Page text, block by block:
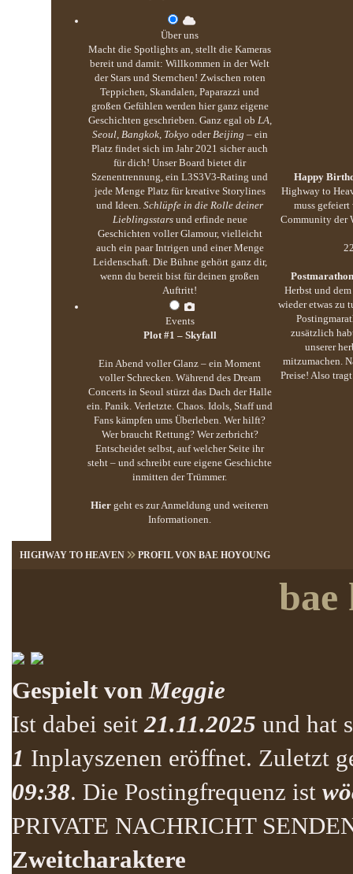
Über uns
Macht die Spotlights an, stellt die Kameras
bereit und damit: Willkommen in der Welt
der Stars und Sternchen! Zwischen roten
Teppichen, Skandalen, Paparazzi und
großen Gefühlen werden hier ganz eigene
Geschichten geschrieben. Ganz egal ob LA,
Seoul, Bangkok, Tokyo oderBeijing – ein
Platz findet sich im Jahr 2021 sicher auch
für dich! Unser Board bietet dir
Szenentrennung, ein L3S3V3-Rating und
jede Menge Platz für kreative Storylines
und Ideen. Schlüpfe in die Rolle deiner
Lieblingsstarsund erfinde neue
Geschichten voller Glamour, vielleicht
auch ein paar Intrigen und einer Menge
Leidenschaft. Die Bühne gehört ganz dir,
wenn du bereit bist für deinen großen
Auftritt!
Events
Plot #1 – Skyfall
Ein Abend voller Glanz – ein Moment
voller Schrecken. Während des Dream
Concerts in Seoul stürzt das Dach der Halle
ein. Panik. Verletzte. Chaos. Idols, Staff und
Fans kämpfen ums Überleben. Wer hilft?
Wer braucht Rettung? Wer zerbricht?
Entscheidet selbst, auf welcher Seite ihr
steht – und schreibt eure eigene Geschichte
inmitten der Trümmer.
Hier geht es zur Anmeldung und weiteren
Informationen.
Happy
Highway to
muss
Community der
Herbst und
wieder etwas zu
zusätzlich
unserer
mitzumachen.
Preise! Also
HIGHWAY TO HEAVEN PROFIL VON BAE HOYOUNG
bae
Gespielt vonMeggie
Ist dabei seit21.11.2025 und hat
1 Inplayszenen eröffnet. Zuletzt
09:38. Die Postingfrequenz ist
PRIVATE NACHRICHT
Zweitcharaktere